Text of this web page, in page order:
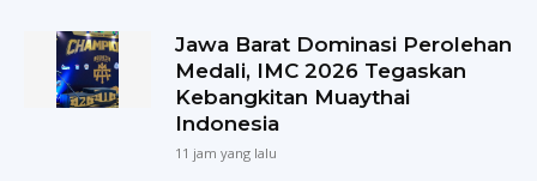
Jawa Barat Dominasi Perolehan
Medali, IMC 2026 Tegaskan
Kebangkitan Muaythai
Indonesia
11 jam yang lalu